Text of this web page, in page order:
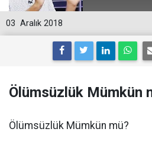
03 Aralık 2018
Ölümsüzlük Mümkün
Ölümsüzlük Mümkün mü?